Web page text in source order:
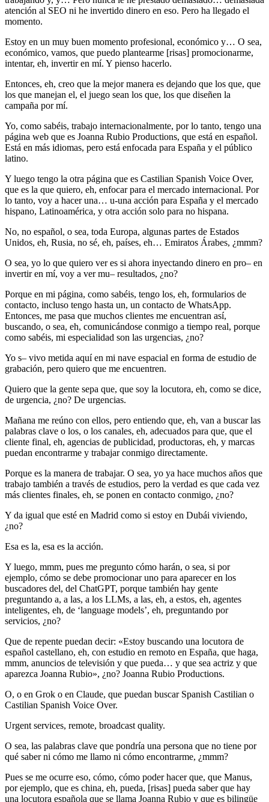
atención al SEO ni he invertido dinero en eso. Pero ha llegado el
momento.
Estoy en un muy buen momento profesional, económico y… O sea,
económico, vamos, que puedo plantearme [risas] promocionarme,
intentar, eh, invertir en mí. Y pienso hacerlo.
Entonces, eh, creo que la mejor manera es dejando que los que, que
los que manejan el, el juego sean los que, los que diseñen la
campaña por mí.
Yo, como sabéis, trabajo internacionalmente, por lo tanto, tengo una
página web que es Joanna Rubio Productions, que está en español.
Está en más idiomas, pero está enfocada para España y el público
latino.
Y luego tengo la otra página que es Castilian Spanish Voice Over,
que es la que quiero, eh, enfocar para el mercado internacional. Por
lo tanto, voy a hacer una… u-una acción para España y el mercado
hispano, Latinoamérica, y otra acción solo para no hispana.
No, no español, o sea, toda Europa, algunas partes de Estados
Unidos, eh, Rusia, no sé, eh, países, eh… Emiratos Árabes, ¿mmm?
O sea, yo lo que quiero ver es si ahora inyectando dinero en pro– en
invertir en mí, voy a ver mu– resultados, ¿no?
Porque en mi página, como sabéis, tengo los, eh, formularios de
contacto, incluso tengo hasta un, un contacto de WhatsApp.
Entonces, me pasa que muchos clientes me encuentran así,
buscando, o sea, eh, comunicándose conmigo a tiempo real, porque
como sabéis, mi especialidad son las urgencias, ¿no?
Yo s– vivo metida aquí en mi nave espacial en forma de estudio de
grabación, pero quiero que me encuentren.
Quiero que la gente sepa que, que soy la locutora, eh, como se dice,
de urgencia, ¿no? De urgencias.
Mañana me reúno con ellos, pero entiendo que, eh, van a buscar las
palabras clave o los, o los canales, eh, adecuados para que, que el
cliente final, eh, agencias de publicidad, productoras, eh, y marcas
puedan encontrarme y trabajar conmigo directamente.
Porque es la manera de trabajar. O sea, yo ya hace muchos años que
trabajo también a través de estudios, pero la verdad es que cada vez
más clientes finales, eh, se ponen en contacto conmigo, ¿no?
Y da igual que esté en Madrid como si estoy en Dubái viviendo,
¿no?
Esa es la, esa es la acción.
Y luego, mmm, pues me pregunto cómo harán, o sea, si por
ejemplo, cómo se debe promocionar uno para aparecer en los
buscadores del, del ChatGPT, porque también hay gente
preguntando a, a las, a los LLMs, a las, eh, a estos, eh, agentes
inteligentes, eh, de ‘language models’, eh, preguntando por
servicios, ¿no?
Que de repente puedan decir: «Estoy buscando una locutora de
español castellano, eh, con estudio en remoto en España, que haga,
mmm, anuncios de televisión y que pueda… y que sea actriz y que
aparezca Joanna Rubio», ¿no? Joanna Rubio Productions.
O, o en Grok o en Claude, que puedan buscar Spanish Castilian o
Castilian Spanish Voice Over.
Urgent services, remote, broadcast quality.
O sea, las palabras clave que pondría una persona que no tiene por
qué saber ni cómo me llamo ni cómo encontrarme, ¿mmm?
Pues se me ocurre eso, cómo, cómo poder hacer que, que Manus,
por ejemplo, que es china, eh, pueda, [risas] pueda saber que hay
una locutora española que se llama Joanna Rubio y que es bilingüe